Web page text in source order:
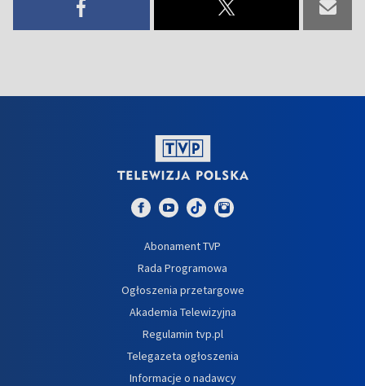
Abonament TVP
Rada Programowa
Ogłoszenia przetargowe
Akademia Telewizyjna
Regulamin tvp.pl
Telegazeta ogłoszenia
Informacje o nadawcy